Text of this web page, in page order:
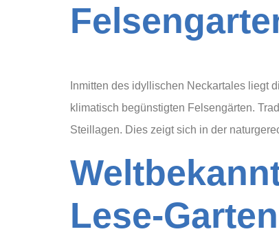
Inmitten des idyllischen Neckartales liegt
klimatisch begünstigten Felsengärten.
Steillagen. Dies zeigt sich in der
Lese-